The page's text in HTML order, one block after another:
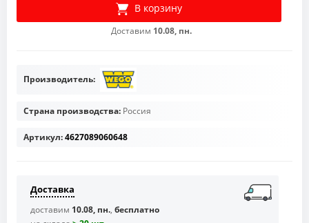
В корзину
Доставим 10.08, пн.
Производитель:
Страна производства: Россия
Артикул:4627089060648
Доставка
доставим 10.08, пн., бесплатно